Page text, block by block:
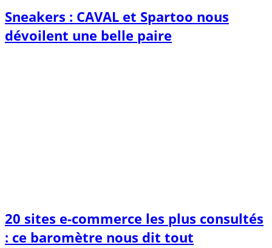
Sneakers : CAVAL et Spartoo nous
dévoilent une belle paire
20 sites e-commerce les plus consultés
: ce baromètre nous dit tout